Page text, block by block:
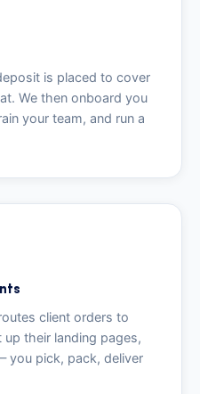
is placed to cover
We then onboard you
your team, and run a
client orders to
their landing pages,
you pick, pack, deliver